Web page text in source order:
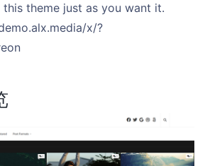
theme just as you want it.
x/?